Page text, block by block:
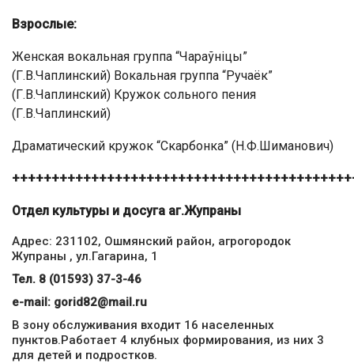
Взрослые:
Женская вокальная группа “Чараўніцы”
(Г.В.Чаплинский) Вокальная группа “Ручаёк”
(Г.В.Чаплинский) Кружок сольного пения
(Г.В.Чаплинский)
Драматический кружок “Скарбонка” (Н.Ф.Шиманович)
Отдел культуры и досуга аг.Жупраны
Адрес: 231102, Ошмянский район, агрогородок
Жупраны , ул.Гагарина, 1
Тел. 8 (01593) 37-3-46
е-mail: gorid82@mail.ru
В зону обслуживания входит 16 населенных
пунктов.Работает 4 клубных формирования, из них 3
для детей и подростков.